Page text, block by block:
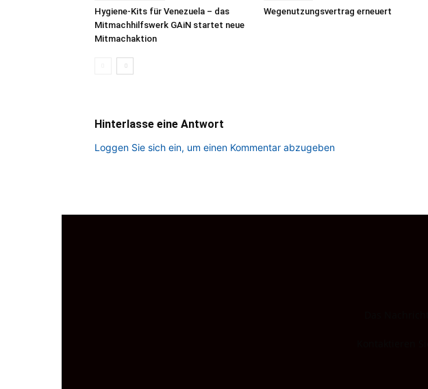
Hygiene-Kits für Venezuela – das
Mitmachhilfswerk GAiN startet neue
Mitmachaktion
Wegenutzungsvertrag erneuert
Hinterlasse eine Antwort
Loggen Sie sich ein, um einen Kommentar abzugeben